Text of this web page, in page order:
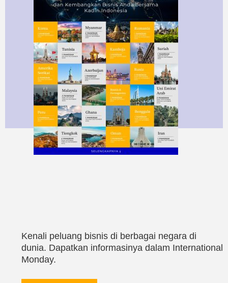
Kenali peluang bisnis di berbagai negara di
dunia. Dapatkan informasinya dalam International
Monday.